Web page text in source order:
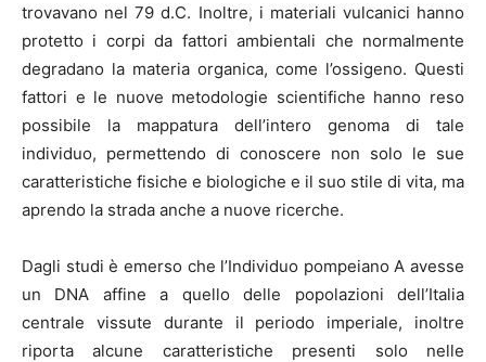
trovavano nel 79 d.C. Inoltre, i materiali vulcanici hanno
protetto i corpi da fattori ambientali che normalmente
degradano la materia organica, come l’ossigeno. Questi
fattori e le nuove metodologie scientifiche hanno reso
possibile la mappatura dell’intero genoma di tale
individuo, permettendo di conoscere non solo le sue
caratteristiche fisiche e biologiche e il suo stile di vita, ma
aprendo la strada anche a nuove ricerche.
Dagli studi è emerso che l’Individuo pompeiano A avesse
un DNA affine a quello delle popolazioni dell’Italia
centrale vissute durante il periodo imperiale, inoltre
riporta alcune caratteristiche presenti solo nelle